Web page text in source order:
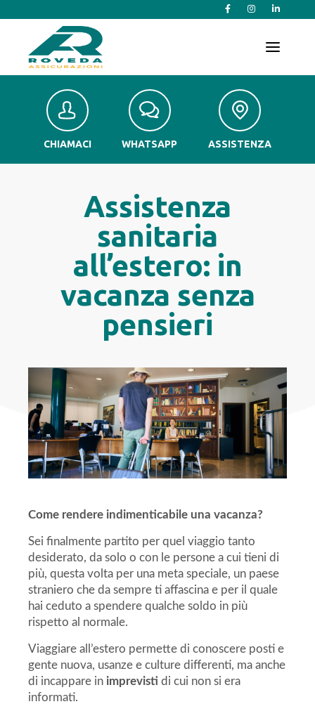
T
v
g
CHIAMACI WHATSAPP ASSISTENZA
Assistenza
sanitaria
all’estero: in
vacanza senza
pensieri
Come rendere indimenticabile una vacanza?
Sei finalmente partito per quel viaggio tanto
desiderato, da solo o con le persone a cui tieni di
più, questa volta per una meta speciale, un paese
straniero che da sempre ti affascina e per il quale
hai ceduto a spendere qualche soldo in più
rispetto al normale.
Viaggiare all’estero permette di conoscere posti e
gente nuova, usanze e culture differenti, ma anche
di incappare in imprevisti di cui non si era
informati.